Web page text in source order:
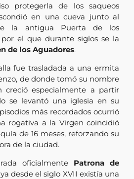
protegerla de los saqueos
en una cueva junto al
la antigua Puerta de los
el que durante siglos se la
de los Aguadores.
fue trasladada a una ermita
de donde tomó su nombre
creció especialmente a partir
se levantó una iglesia en su
más recordados ocurrió
rogativa a la Virgen coincidió
de 16 meses, reforzando su
de la ciudad.
oficialmente Patrona de
desde el siglo XVII existía una